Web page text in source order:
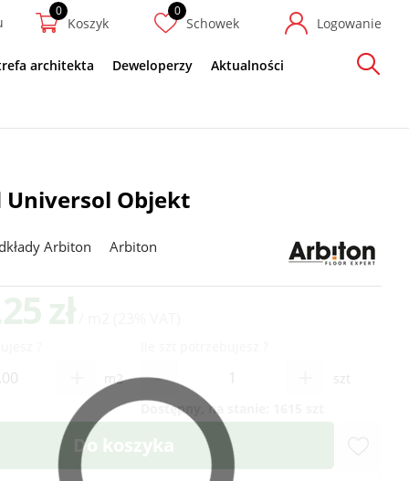
Koszyk Schowek Logowanie
architekta Deweloperzy Aktualności
Szukaj
Universol Objekt
Arbiton Arbiton
m2 -
szt
Dostępny, na stanie:
Do koszyka